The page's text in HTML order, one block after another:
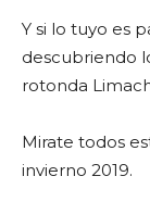
Y si lo tuyo es
descubriendo
rotonda
Mirate todos
invierno 2019.